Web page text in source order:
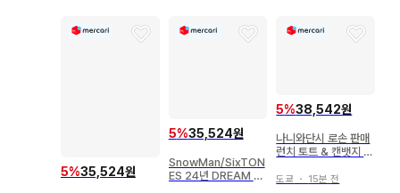
5%35,524원
5%35,524원
SnowMan/SixTON
ES 24년 DREAM B
5%38,542원
나니와단시 로손 판매
런치 토트 & 캔뱃지 세
도쿄 ・ 15분 전